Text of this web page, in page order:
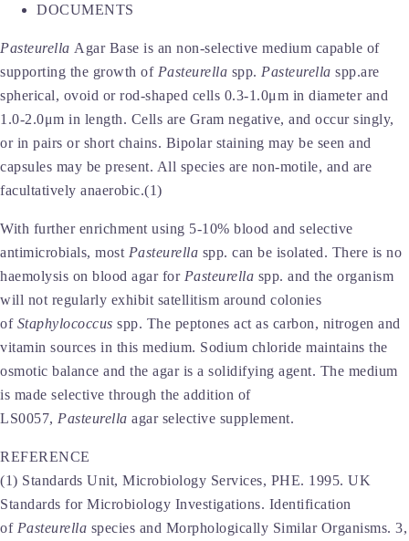
DOCUMENTS
Pasteurella Agar Base is an non-selective medium capable of
supporting the growth of Pasteurella spp. Pasteurella spp.are
spherical, ovoid or rod-shaped cells 0.3-1.0μm in diameter and
1.0-2.0μm in length. Cells are Gram negative, and occur singly,
or in pairs or short chains. Bipolar staining may be seen and
capsules may be present. All species are non-motile, and are
facultatively anaerobic.(1)
With further enrichment using 5-10% blood and selective
antimicrobials, most Pasteurella spp. can be isolated. There is no
haemolysis on blood agar for Pasteurella spp. and the organism
will not regularly exhibit satellitism around colonies
of Staphylococcus spp. The peptones act as carbon, nitrogen and
vitamin sources in this medium. Sodium chloride maintains the
osmotic balance and the agar is a solidifying agent. The medium
is made selective through the addition of
LS0057, Pasteurella agar selective supplement.
REFERENCE
(1) Standards Unit, Microbiology Services, PHE. 1995. UK
Standards for Microbiology Investigations. Identification
of Pasteurella species and Morphologically Similar Organisms. 3,